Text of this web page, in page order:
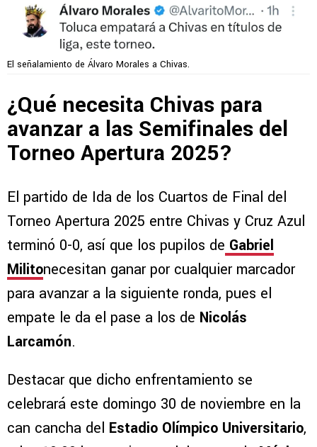
El señalamiento de Álvaro Morales a Chivas.
¿Qué necesita Chivas para
avanzar a las Semifinales del
Torneo Apertura 2025?
El partido de Ida de los Cuartos de Final del
Torneo Apertura 2025 entre Chivas y Cruz Azul
terminó 0-0, así que los pupilos de Gabriel
Militonecesitan ganar por cualquier marcador
para avanzar a la siguiente ronda, pues el
empate le da el pase a los de Nicolás
Larcamón.
Destacar que dicho enfrentamiento se
celebrará este domingo 30 de noviembre en la
can cancha del Estadio Olímpico Universitario,